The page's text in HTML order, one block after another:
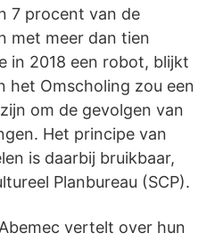
7 procent van de
met meer dan tien
in 2018 een robot, blijkt
het Omscholing zou een
om de gevolgen van
Het principe van
is daarbij bruikbaar,
Planbureau (SCP).
vertelt over hun